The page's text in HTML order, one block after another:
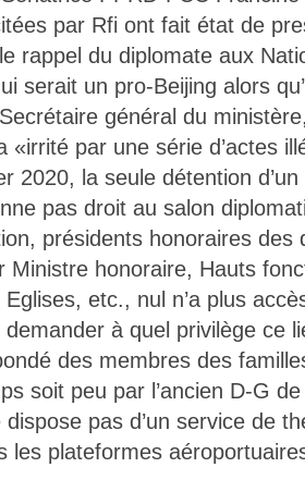
par Rfi ont fait état de
rappel du diplomate aux
serait un pro-Beijing alors
général du
«irrité par une série d’actes
2020, la seule détention
pas droit au salon
présidents honoraires des
Ministre honoraire, Hauts
etc., nul n’a plus
à quel privilège ce
des membres des
soit peu par l’ancien D-G
pas d’un service de
les plateformes